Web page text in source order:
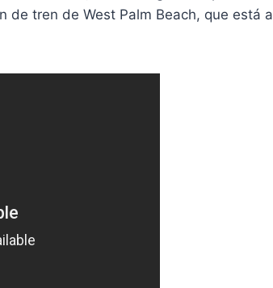
de tren de West Palm Beach, que está a